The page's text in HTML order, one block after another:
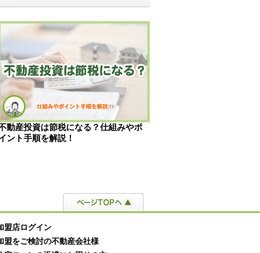
動産投資は節税になる？仕組みやポ
ント手順を解説！
盟店ログイン
盟をご検討の不動産会社様